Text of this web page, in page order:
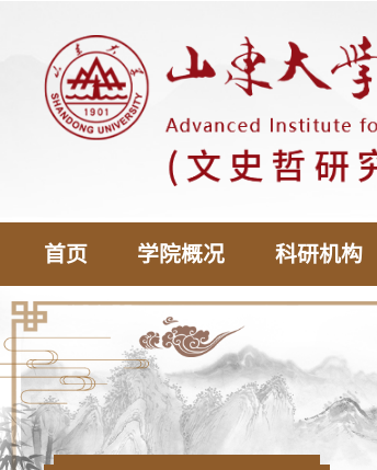
首页 学院概况 科研机构